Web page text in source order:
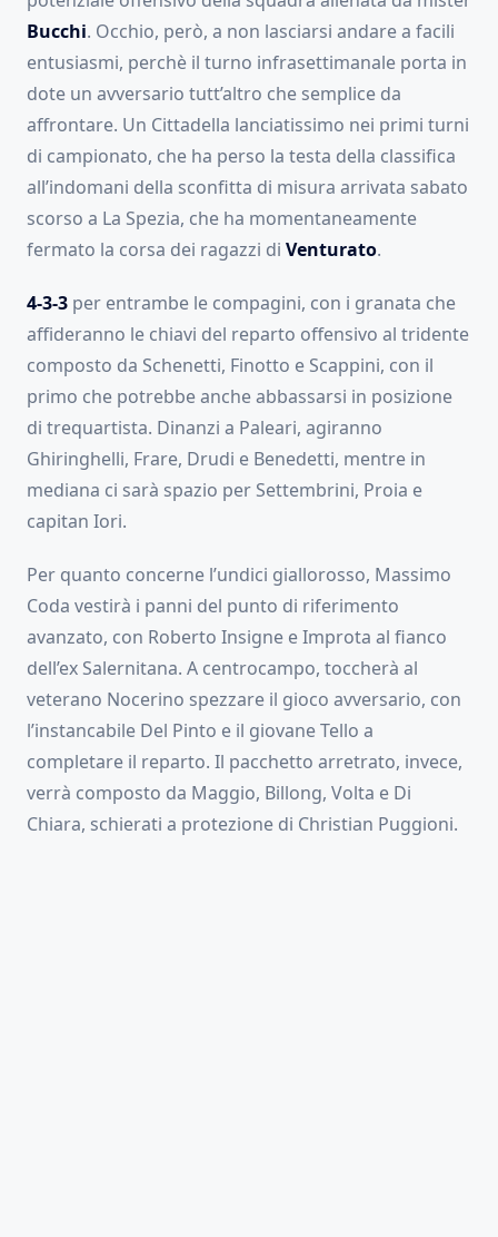
Bucchi. Occhio, però, a non lasciarsi andare a facili
entusiasmi, perchè il turno infrasettimanale porta in
dote un avversario tutt’altro che semplice da
affrontare. Un Cittadella lanciatissimo nei primi turni
di campionato, che ha perso la testa della classifica
all’indomani della sconfitta di misura arrivata sabato
scorso a La Spezia, che ha momentaneamente
fermato la corsa dei ragazzi di Venturato.
4-3-3 per entrambe le compagini, con i granata che
affideranno le chiavi del reparto offensivo al tridente
composto da Schenetti, Finotto e Scappini, con il
primo che potrebbe anche abbassarsi in posizione
di trequartista. Dinanzi a Paleari, agiranno
Ghiringhelli, Frare, Drudi e Benedetti, mentre in
mediana ci sarà spazio per Settembrini, Proia e
capitan Iori.
Per quanto concerne l’undici giallorosso, Massimo
Coda vestirà i panni del punto di riferimento
avanzato, con Roberto Insigne e Improta al fianco
dell’ex Salernitana. A centrocampo, toccherà al
veterano Nocerino spezzare il gioco avversario, con
l’instancabile Del Pinto e il giovane Tello a
completare il reparto. Il pacchetto arretrato, invece,
verrà composto da Maggio, Billong, Volta e Di
Chiara, schierati a protezione di Christian Puggioni.